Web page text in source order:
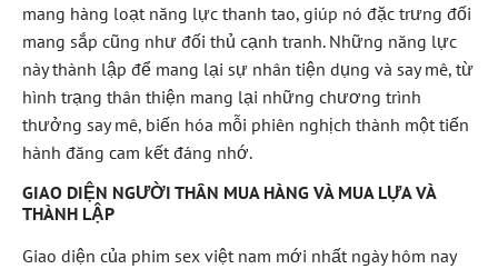
mang hàng loạt năng lực thanh tao, giúp nó đặc trưng đối
mang sắp cũng như đối thủ cạnh tranh. Những năng lực
này thành lập để mang lại sự nhân tiện dụng và say mê, từ
hình trạng thân thiện mang lại những chương trình
thưởng say mê, biến hóa mỗi phiên nghịch thành một tiến
hành đăng cam kết đáng nhớ.
GIAO DIỆN NGƯỜI THÂN MUA HÀNG VÀ MUA LỰA VÀ
THÀNH LẬP
Giao diện của phim sex việt nam mới nhất ngày hôm nay